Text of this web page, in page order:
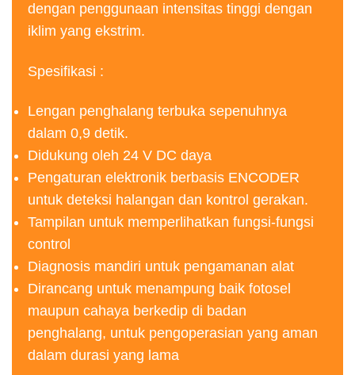
dengan penggunaan intensitas tinggi dengan
iklim yang ekstrim.
Spesifikasi :
Lengan penghalang terbuka sepenuhnya
dalam 0,9 detik.
Didukung oleh 24 V DC daya
Pengaturan elektronik berbasis ENCODER
untuk deteksi halangan dan kontrol gerakan.
Tampilan untuk memperlihatkan fungsi-fungsi
control
Diagnosis mandiri untuk pengamanan alat
Dirancang untuk menampung baik fotosel
maupun cahaya berkedip di badan
penghalang, untuk pengoperasian yang aman
dalam durasi yang lama